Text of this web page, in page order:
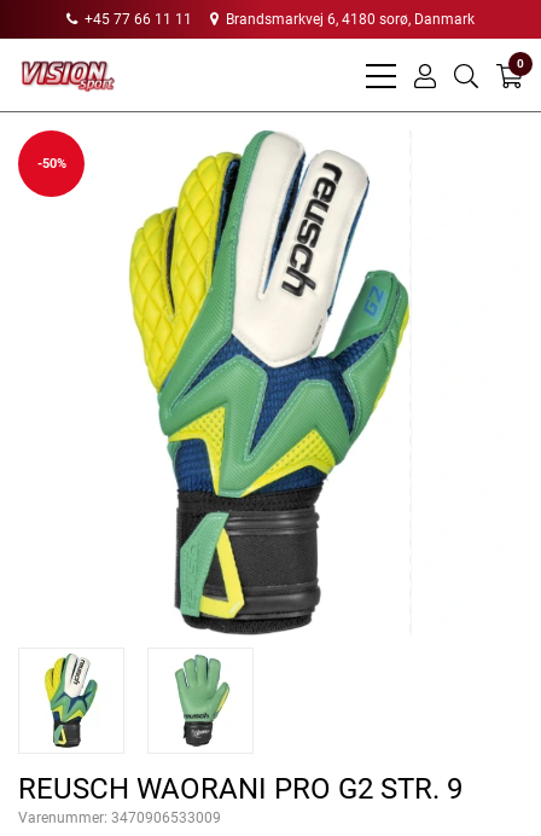
+45 77 66 11 11 Brandsmarkvej 6, 4180 sorø, Danmark
bars
user
search
0
-50%
REUSCH WAORANI PRO G2 STR. 9
Varenummer: 3470906533009